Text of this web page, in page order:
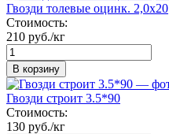
Гвозди толевые оцинк. 2,0х20
Стоимость:
210 руб./кг
В корзину
Гвозди строит 3.5*90
Стоимость:
130 руб./кг